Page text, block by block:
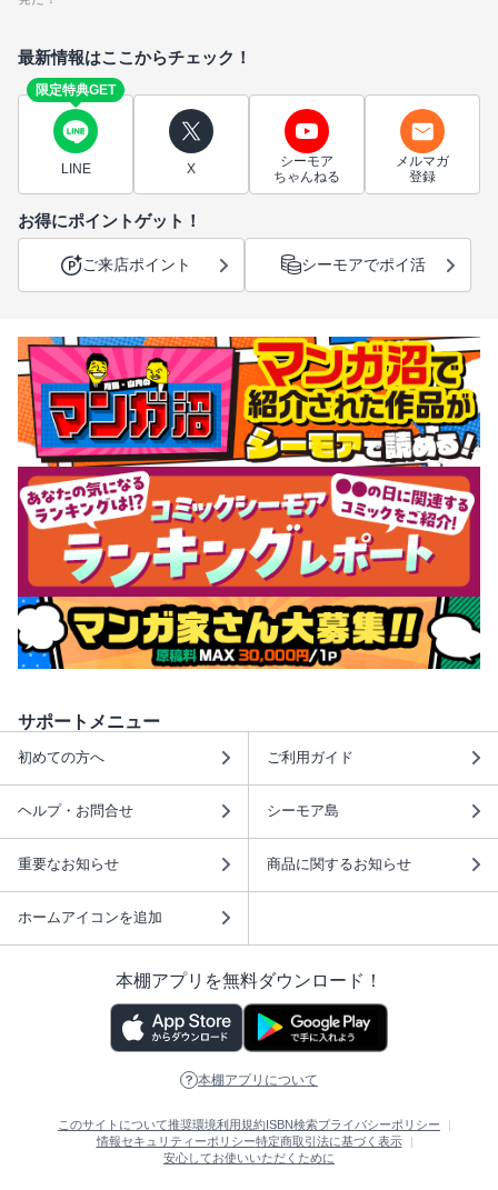
最新情報はここからチェック！
限定特典GET
LINE X
シーモア
ちゃんねる
メルマガ
登録
お得にポイントゲット！
ご来店ポイント シーモアでポイ活
サポートメニュー
初めての方へ ご利用ガイド
ヘルプ・お問合せ シーモア島
重要なお知らせ 商品に関するお知らせ
ホームアイコンを追加
本棚アプリを無料ダウンロード！
本棚アプリについて
このサイトについて推奨環境利用規約ISBN検索プライバシーポリシー
情報セキュリティーポリシー特定商取引法に基づく表示
安心してお使いいただくために